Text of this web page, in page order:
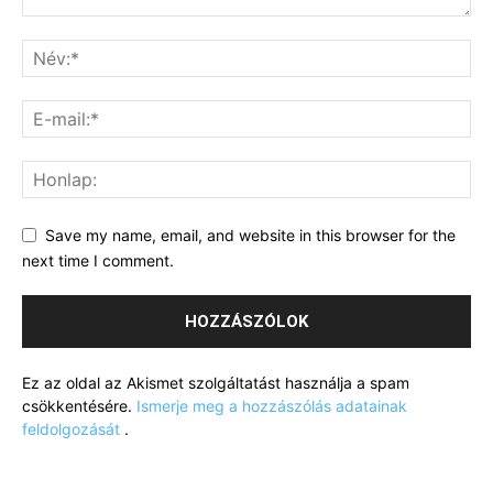
Save my name, email, and website in this browser for the
next time I comment.
Ez az oldal az Akismet szolgáltatást használja a spam
csökkentésére. Ismerje meg a hozzászólás adatainak
feldolgozását .